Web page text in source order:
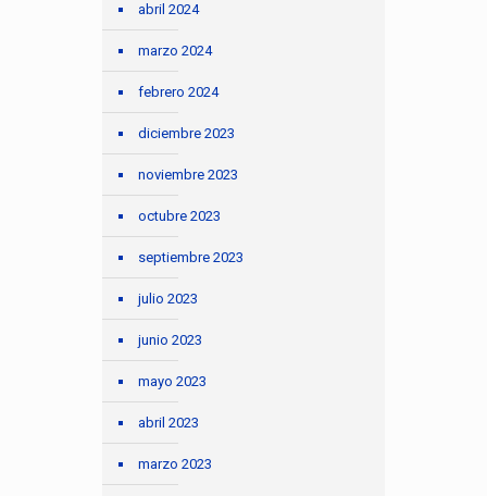
abril 2024
marzo 2024
febrero 2024
diciembre 2023
noviembre 2023
octubre 2023
septiembre 2023
julio 2023
junio 2023
mayo 2023
abril 2023
marzo 2023